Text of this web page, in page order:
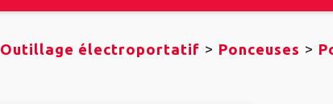
Outillage électroportatif > Ponceuses >